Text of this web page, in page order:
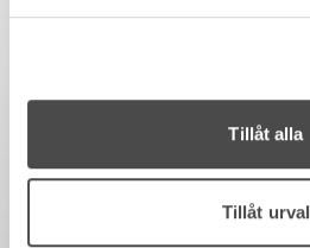
Tillåt alla
Tillåt urval